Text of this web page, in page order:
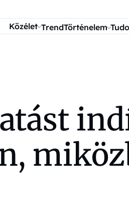
Közélet TrendTörténelem